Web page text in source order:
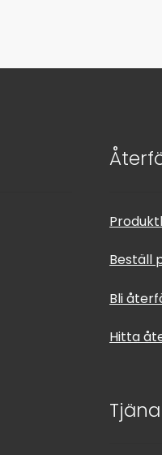
Beställ
Bli
Hitta